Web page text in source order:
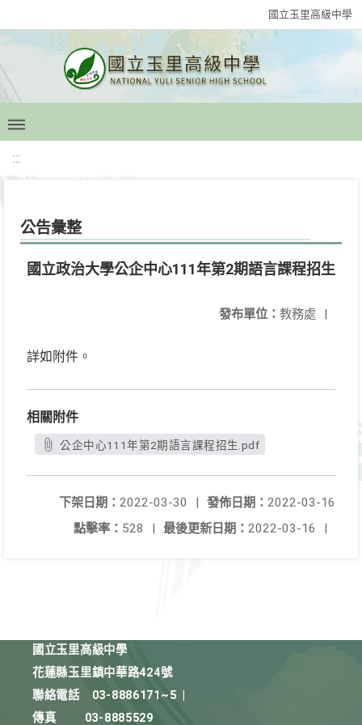
國立玉里高級中學
:::
公告彙整
國立政治大學公企中心111年第2期語言課程招生
發布單位： 教務處 |
詳如附件。
相關附件
公企中心111年第2期語言課程招生.pdf
發佈日期： 2022-03-16
下架日期： 2022-03-30
|
最後更新日期： 2022-03-16 |
點擊率： 528 |
國立玉里高級中學
花蓮縣玉里鎮中華路424號
聯絡電話
03-8886171~5
傳真
03-8885529